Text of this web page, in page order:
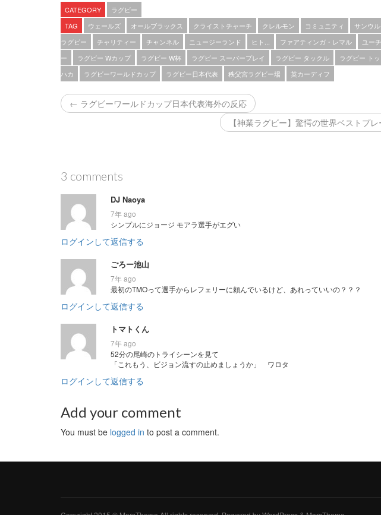
CATEGORY
ラグビー
TAG
ウェールズ オールブラックス クライストチャーチ クレルモン コミュニティ サンウ
ラグビー
チャリティー チャンネル ニュージーランド ヒト... ファアティンガ・レマル ユー
ー
ラグビー Wカップ ラグビー W杯 ラグビー スーパープレイ ラグビー タックル ラグビー ト
ハカ
ラグビーワールドカップ ラグビー日本代表 秩父宮ラグビー場 英カーディフ
← ラグビーワールドカップ日本代表海外の反応
【神業ラグビー】驚愕の世界ベストプ
3 comments
DJ Naoya
7年 ago
シンプルにジョージ モアラ選手がエグい
ログインして返信する
ごろー池山
7年 ago
最初のTMOって選手からレフェリーに頼んでいるけど、あれっていいの？？？
ログインして返信する
トマトくん
7年 ago
52分の尾崎のトライシーンを見て
「これもう、ビジョン流すの止めましょうか」 ワロタ
ログインして返信する
Add your comment
You must be logged in to post a comment.